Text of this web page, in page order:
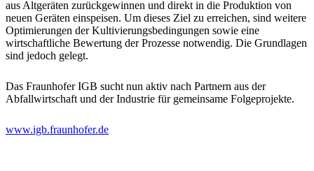
aus Altgeräten zurückgewinnen und direkt in die Produktion von
neuen Geräten einspeisen. Um dieses Ziel zu erreichen, sind weitere
Optimierungen der Kultivierungsbedingungen sowie eine
wirtschaftliche Bewertung der Prozesse notwendig. Die Grundlagen
sind jedoch gelegt.
Das Fraunhofer IGB sucht nun aktiv nach Partnern aus der
Abfallwirtschaft und der Industrie für gemeinsame Folgeprojekte.
www.igb.fraunhofer.de